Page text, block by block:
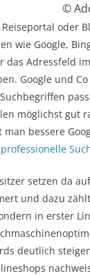
©
Reiseportal oder
wie Google,
das Adressfeld
Google und
möglichst gut
man bessere
professionelle
setzen da
und dazu
in erster
deutlich